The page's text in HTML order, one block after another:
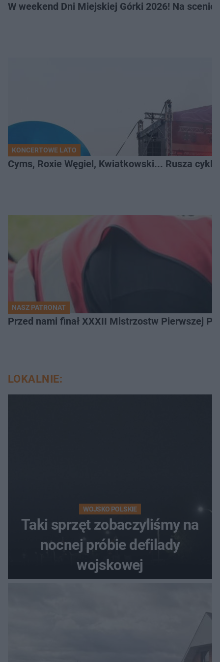
W weekend Dni Miejskiej Górki 2026! Na scenie
KONCERTOWE LATO
Cyms, Roxie Węgiel, Kwiatkowski... Rusza cykl
NASZ PATRONAT
Przed nami finał XXXII Mistrzostw Pierwszej
LOKALNIE:
WOJSKO POLSKIE
Taki sprzęt zobaczyliśmy na
nocnej próbie defilady
wojskowej